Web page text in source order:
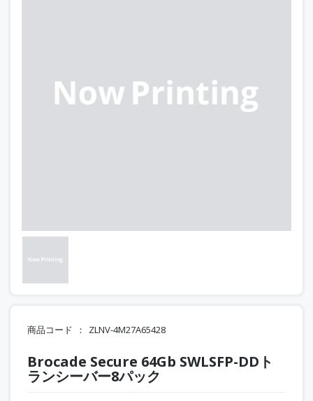
商品コード ZLNV-4M27A65428
Brocade Secure 64Gb SWLSFP-DDト
ランシーバー8パック